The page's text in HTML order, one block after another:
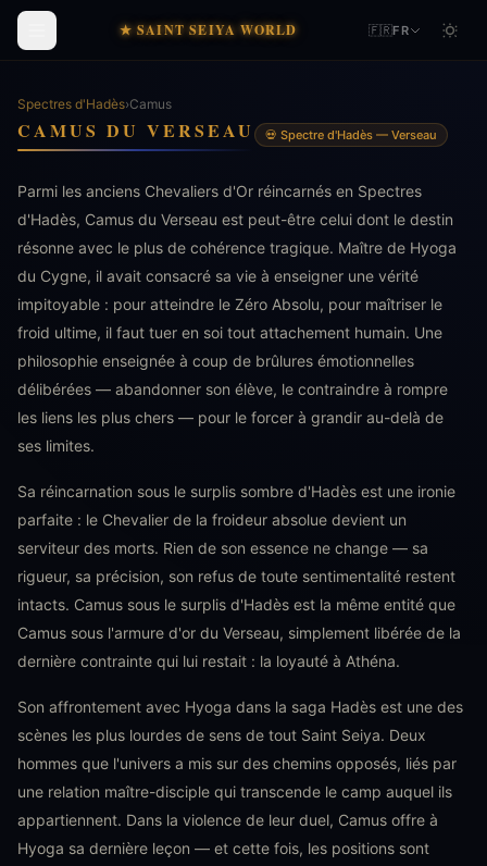
★ SAINT SEIYA WORLD 🇫🇷FR
Spectres d'Hadès›Camus
CAMUS DU VERSEAU 💀 Spectre d'Hadès — Verseau
Parmi les anciens Chevaliers d'Or réincarnés en Spectres
d'Hadès, Camus du Verseau est peut-être celui dont le destin
résonne avec le plus de cohérence tragique. Maître de Hyoga
du Cygne, il avait consacré sa vie à enseigner une vérité
impitoyable : pour atteindre le Zéro Absolu, pour maîtriser le
froid ultime, il faut tuer en soi tout attachement humain. Une
philosophie enseignée à coup de brûlures émotionnelles
délibérées — abandonner son élève, le contraindre à rompre
les liens les plus chers — pour le forcer à grandir au-delà de
ses limites.
Sa réincarnation sous le surplis sombre d'Hadès est une ironie
parfaite : le Chevalier de la froideur absolue devient un
serviteur des morts. Rien de son essence ne change — sa
rigueur, sa précision, son refus de toute sentimentalité restent
intacts. Camus sous le surplis d'Hadès est la même entité que
Camus sous l'armure d'or du Verseau, simplement libérée de la
dernière contrainte qui lui restait : la loyauté à Athéna.
Son affrontement avec Hyoga dans la saga Hadès est une des
scènes les plus lourdes de sens de tout Saint Seiya. Deux
hommes que l'univers a mis sur des chemins opposés, liés par
une relation maître-disciple qui transcende le camp auquel ils
appartiennent. Dans la violence de leur duel, Camus offre à
Hyoga sa dernière leçon — et cette fois, les positions sont